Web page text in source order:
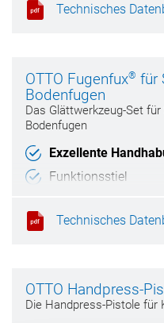
Technisches
OTTO Fugenfux® für
Bodenfugen
Das Glättwerkzeug-Set für
Bodenfugen
Exzellente
Funktionsstiel
Leicht zu reinigen
Technisches
OTTO Handpress-
Die Handpress-Pistole für